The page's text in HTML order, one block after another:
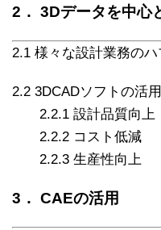
2． 3Dデータを中心
2.1 様々な設計業務の
2.2 3DCADソフトの活用
2.2.1 設計品質向上
2.2.2 コスト低減
2.2.3 生産性向上
3． CAEの活用